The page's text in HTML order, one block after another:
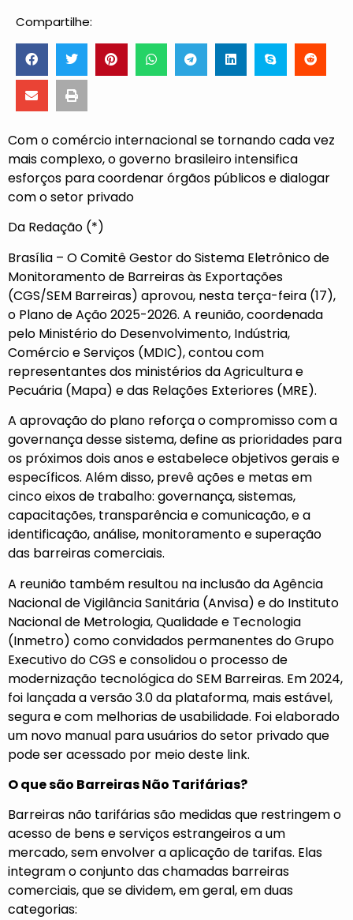
Compartilhe:
Com o comércio internacional se tornando cada vez
mais complexo, o governo brasileiro intensifica
esforços para coordenar órgãos públicos e dialogar
com o setor privado
Da Redação (*)
Brasília – O Comitê Gestor do Sistema Eletrônico de
Monitoramento de Barreiras às Exportações
(CGS/SEM Barreiras) aprovou, nesta terça-feira (17),
o Plano de Ação 2025-2026. A reunião, coordenada
pelo Ministério do Desenvolvimento, Indústria,
Comércio e Serviços (MDIC), contou com
representantes dos ministérios da Agricultura e
Pecuária (Mapa) e das Relações Exteriores (MRE).
A aprovação do plano reforça o compromisso com a
governança desse sistema, define as prioridades para
os próximos dois anos e estabelece objetivos gerais e
específicos. Além disso, prevê ações e metas em
cinco eixos de trabalho: governança, sistemas,
capacitações, transparência e comunicação, e a
identificação, análise, monitoramento e superação
das barreiras comerciais.
A reunião também resultou na inclusão da Agência
Nacional de Vigilância Sanitária (Anvisa) e do Instituto
Nacional de Metrologia, Qualidade e Tecnologia
(Inmetro) como convidados permanentes do Grupo
Executivo do CGS e consolidou o processo de
modernização tecnológica do SEM Barreiras. Em 2024,
foi lançada a versão 3.0 da plataforma, mais estável,
segura e com melhorias de usabilidade. Foi elaborado
um novo manual para usuários do setor privado que
pode ser acessado por meio deste link.
O que são Barreiras Não Tarifárias?
Barreiras não tarifárias são medidas que restringem o
acesso de bens e serviços estrangeiros a um
mercado, sem envolver a aplicação de tarifas. Elas
integram o conjunto das chamadas barreiras
comerciais, que se dividem, em geral, em duas
categorias: